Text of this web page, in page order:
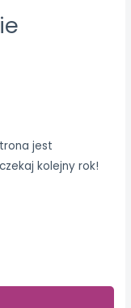
jest
kolejny rok!